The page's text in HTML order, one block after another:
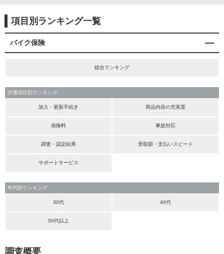
項目別ランキング一覧
バイク保険
総合ランキング
評価項目別ランキング
加入・更新手続き 商品内容の充実度
保険料 事故対応
調査・認定結果 受取額・支払いスピード
サポートサービス
年代別ランキング
30代 40代
50代以上
調査概要